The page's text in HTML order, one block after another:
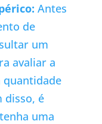
Antes
de
um
avaliar a
quantidade
disso, é
uma